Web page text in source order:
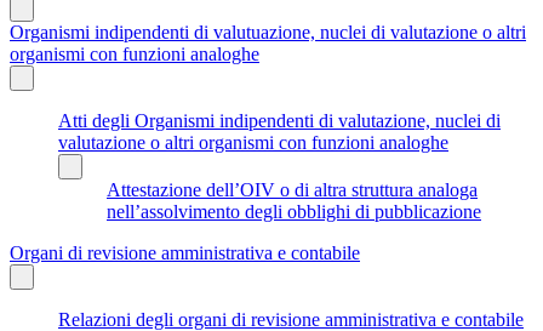
Organismi indipendenti di valutuazione, nuclei di valutazione o altri
organismi con funzioni analoghe
Atti degli Organismi indipendenti di valutazione, nuclei di
valutazione o altri organismi con funzioni analoghe
Attestazione dell’OIV o di altra struttura analoga
nell’assolvimento degli obblighi di pubblicazione
Organi di revisione amministrativa e contabile
Relazioni degli organi di revisione amministrativa e contabile